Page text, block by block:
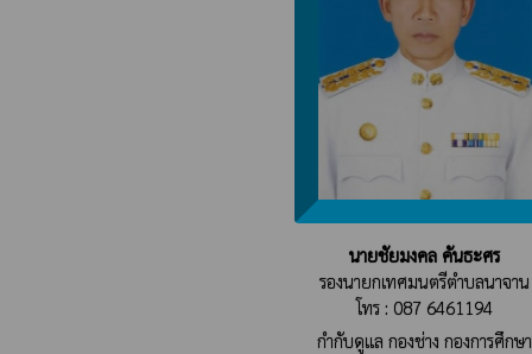
นายชัยมงคล คันธะศร
รองนายกเทศมนตรีตำบลนาจาน
โทร : 087 6461194
กำกับดูแล กองช่าง กองการศึกษา